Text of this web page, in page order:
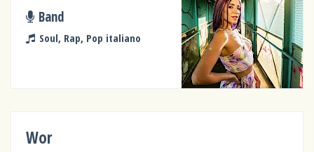
Band
Soul, Rap, Pop italiano
Wor